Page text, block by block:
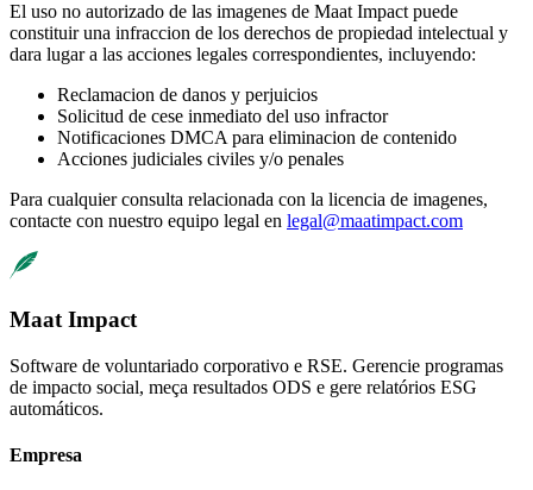
El uso no autorizado de las imagenes de Maat Impact puede
constituir una infraccion de los derechos de propiedad intelectual y
dara lugar a las acciones legales correspondientes, incluyendo:
Reclamacion de danos y perjuicios
Solicitud de cese inmediato del uso infractor
Notificaciones DMCA para eliminacion de contenido
Acciones judiciales civiles y/o penales
Para cualquier consulta relacionada con la licencia de imagenes,
contacte con nuestro equipo legal en legal@maatimpact.com
Maat Impact
Software de voluntariado corporativo e RSE. Gerencie programas
de impacto social, meça resultados ODS e gere relatórios ESG
automáticos.
Empresa